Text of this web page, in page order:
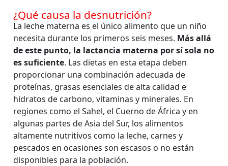
¿Qué causa la desnutrición?
La leche materna es el único alimento que un niño
necesita durante los primeros seis meses. Más allá
de este punto, la lactancia materna por sí sola no
es suficiente. Las dietas en esta etapa deben
proporcionar una combinación adecuada de
proteínas, grasas esenciales de alta calidad e
hidratos de carbono, vitaminas y minerales. En
regiones como el Sahel, el Cuerno de África y en
algunas partes de Asia del Sur, los alimentos
altamente nutritivos como la leche, carnes y
pescados en ocasiones son escasos o no están
disponibles para la población.